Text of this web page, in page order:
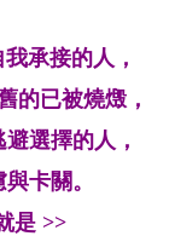
承接的人，
的已被燒燬，
選擇的人，
卡關。
是 >>